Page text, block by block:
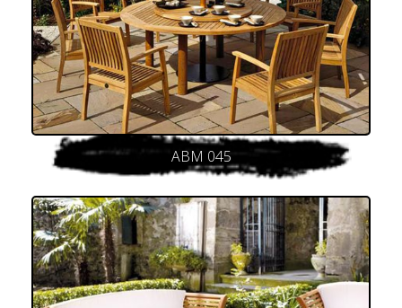
ABM 045